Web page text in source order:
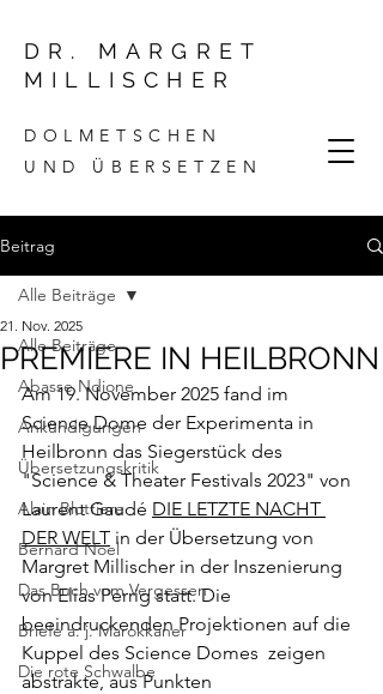
DR. MARGRET
MILLISCHER
DOLMETSCHEN
UND ÜBERSETZEN
Beitrag
Alle Beiträge
Abasse Ndione
Ankündigungen
Übersetzungskritik
Alain Blottiere
Bernard Noel
Das Buch vom Vergessen
Briefe a. j. Marokkaner
Die rote Schwalbe
Alle Beiträge
PREMIERE IN HEILBRONN
21. Nov. 2025
Am 19. November 2025 fand im
Science Dome der Experimenta in
Heilbronn das Siegerstück des
"Science & Theater Festivals 2023" von
Laurent Gaudé DIE LETZTE NACHT
DER WELT in der Übersetzung von
Margret Millischer in der Inszenierung
von Elias Perrig statt. Die
beeindruckenden Projektionen auf die
Kuppel des Science Domes  zeigen
abstrakte, aus Punkten